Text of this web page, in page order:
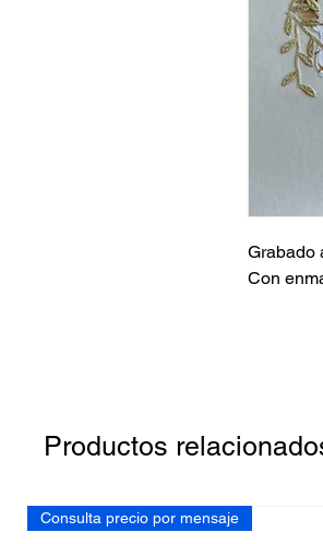
Grabado
Con
Productos
Consulta precio por mensaje